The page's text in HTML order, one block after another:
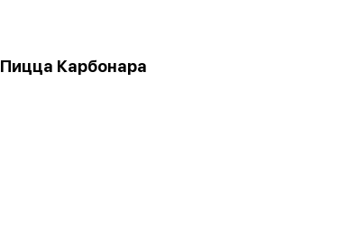
Пицца Карбонара